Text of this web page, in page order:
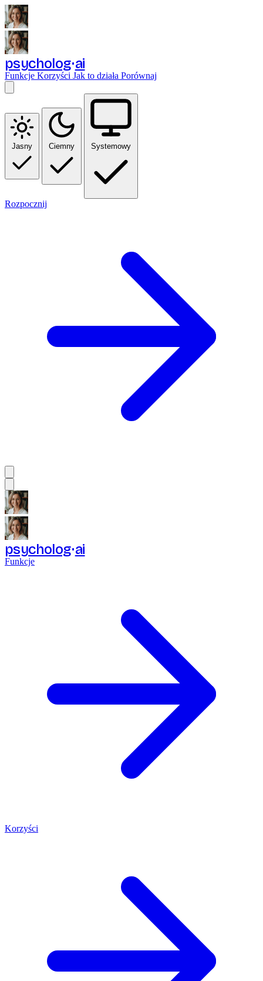
psycholog ai
Funkcje Korzyści Jak to działa Porównaj
Jasny Ciemny Systemowy
Rozpocznij
psycholog ai
Funkcje
Korzyści